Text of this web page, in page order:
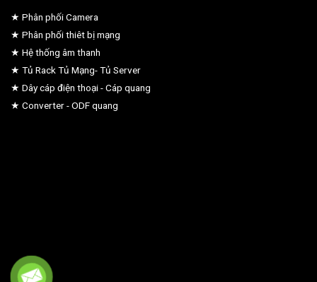
★ Phân phối Camera
★ Phân phối thiêt bị mạng
★ Hệ thống âm thanh
★ Tủ Rack Tủ Mạng- Tủ Server
★ Dây cáp điện thoại - Cáp quang
★ Converter - ODF quang